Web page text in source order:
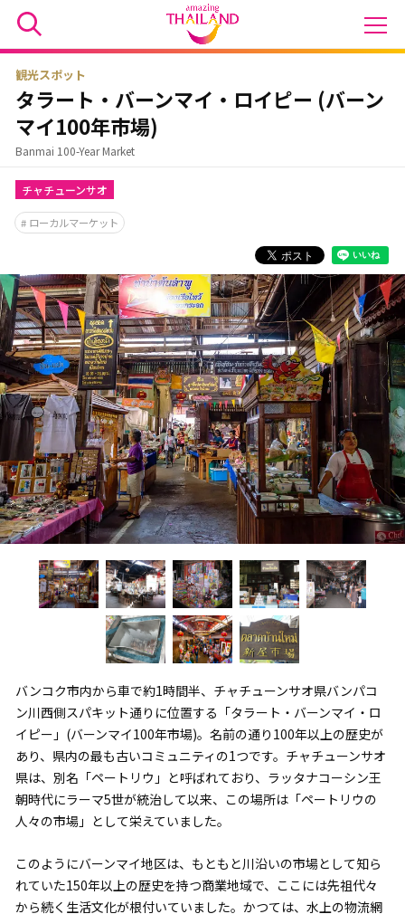
観光スポット
タラート・バーンマイ・ロイピー (バーン
マイ100年市場)
Banmai 100-Year Market
チャチューンサオ
ローカルマーケット
バンコク市内から車で約1時間半、チャチューンサオ県バンパコ
ン川西側スパキット通りに位置する「タラート・バーンマイ・ロ
イピー」(バーンマイ100年市場)。名前の通り100年以上の歴史が
あり、県内の最も古いコミュニティの1つです。チャチューンサオ
県は、別名「ペートリウ」と呼ばれており、ラッタナコーシン王
朝時代にラーマ5世が統治して以来、この場所は「ペートリウの
人々の市場」として栄えていました。
このようにバーンマイ地区は、もともと川沿いの市場として知ら
れていた150年以上の歴史を持つ商業地域で、ここには先祖代々
から続く生活文化が根付いていました。かつては、水上の物流網